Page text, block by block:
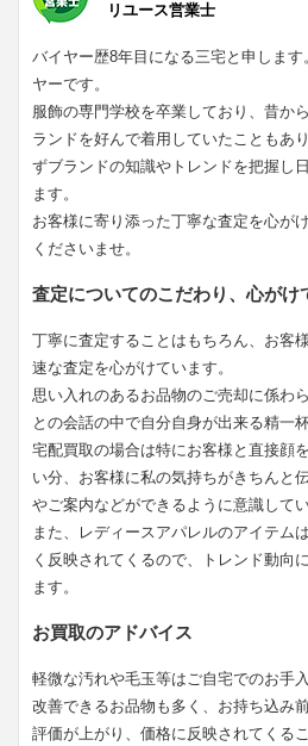
リユース営業士
バイヤー歴8年目になる三宅と申しま
ヤーです。
服飾の専門学校を卒業しており、昔か
ランドを好んで着用していたこともあ
ずブランドの知識やトレンドを把握し
ます。
お客様に寄り添った丁寧な査定を心が
くださいませ。
査定についてのこだわり、心がけ
丁寧に査定することはもちろん、お客
速な査定を心がけています。
思い入れのあるお品物のご売却に係わ
との会話の中で自分自身が出来る精一
宅配買取の場合は特にお客様と直接顔
い分、お客様に私の気持ちがきちんと
やご案内などができるように意識してい
また、レディースアパレルのアイテム
く反映されてくるので、トレンド動向
ます。
お買取のアドバイス
軽微な汚れや毛玉等はご自宅でのお手
改善できるお品物も多く、お持ち込み
評価が上がり、価格に反映されてくる